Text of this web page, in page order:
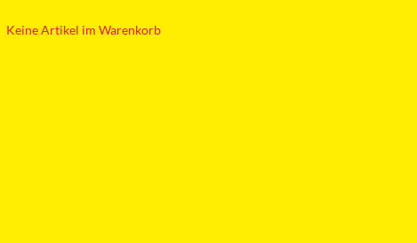
Keine Artikel im Warenkorb